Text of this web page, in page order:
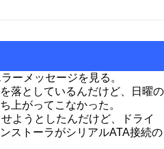
ーメッセージを見る。
落としているんだけど、日曜の
上がってこなかった。
ようとしたんだけど、ドライ
ストーラがシリアルATA接続の